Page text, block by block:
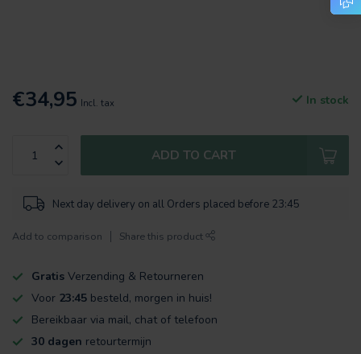
€34,95 Incl. tax In stock
ADD TO CART
Next day delivery on all Orders placed before 23:45
Add to comparison Share this product
Gratis Verzending & Retourneren
Voor 23:45 besteld, morgen in huis!
Bereikbaar via mail, chat of telefoon
30 dagen retourtermijn